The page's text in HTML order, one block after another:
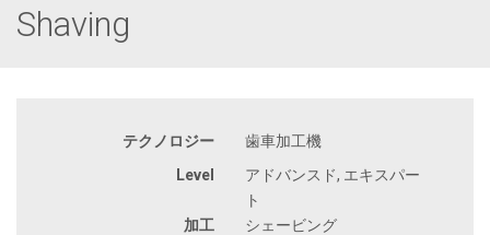
Shaving
テクノロジー
歯車加工機
Level
アドバンスド, エキスパー
ト
加工
シェービング